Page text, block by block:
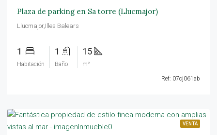
Plaza de parking en Sa torre (Llucmajor)
Llucmajor,Illes Balears
1
Habitación
1
Baño
15
m²
Ref: 07cj061ab
VENTA